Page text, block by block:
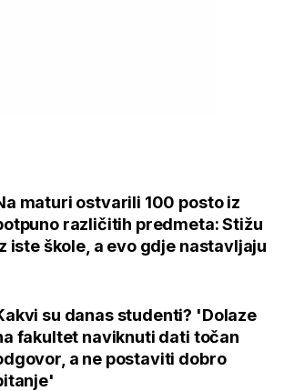
maturi ostvarili 100 posto iz
različitih predmeta: Stižu
iste škole, a evo gdje nastavljaju
su danas studenti? 'Dolaze
fakultet naviknuti dati točan
a ne postaviti dobro